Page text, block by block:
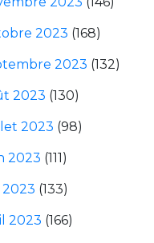
2023 (168)
2023 (132)
2023 (130)
2023 (98)
2023 (111)
2023 (133)
2023 (166)